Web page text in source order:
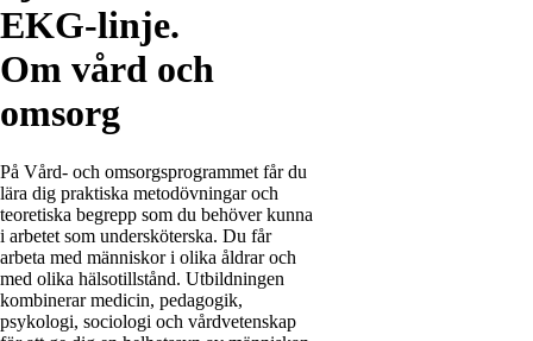
Om vård och
omsorg
På Vård- och omsorgsprogrammet får du
lära dig praktiska metodövningar och
teoretiska begrepp som du behöver kunna
i arbetet som undersköterska. Du får
arbeta med människor i olika åldrar och
med olika hälsotillstånd. Utbildningen
kombinerar medicin, pedagogik,
psykologi, sociologi och vårdvetenskap